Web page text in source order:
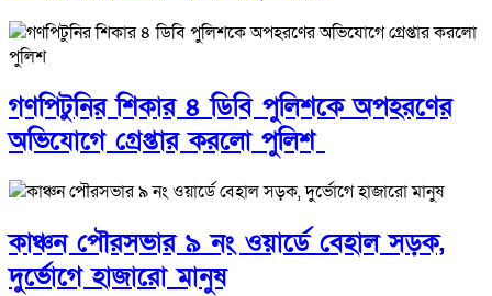
গণপিটুনির শিকার ৪ ডিবি পুলিশকে অপহরণের
অভিযোগে গ্রেপ্তার করলো পুলিশ
কাঞ্চন পৌরসভার ৯ নং ওয়ার্ডে বেহাল সড়ক,
দুর্ভোগে হাজারো মানুষ